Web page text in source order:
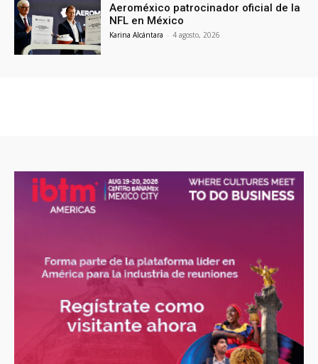
Aeroméxico patrocinador oficial de la
NFL en México
Karina Alcántara - 4 agosto, 2026